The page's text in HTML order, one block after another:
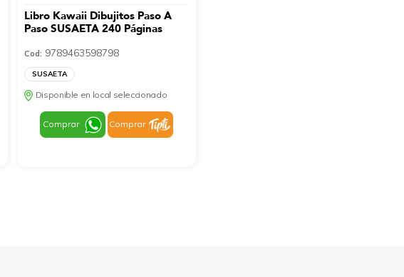
Libro Kawaii Dibujitos Paso A
Paso SUSAETA 240 Páginas
Cod: 9789463598798
SUSAETA
Disponible en local seleccionado
Comprar Comprar